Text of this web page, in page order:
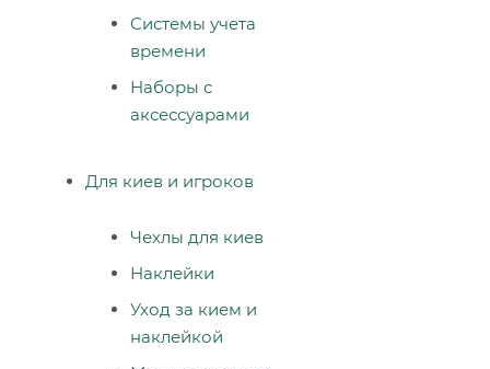
Системы учета
времени
Наборы с
аксессуарами
Для киев и игроков
Чехлы для киев
Наклейки
Уход за кием и
наклейкой